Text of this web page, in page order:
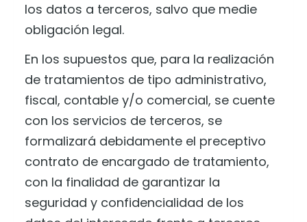
los datos a terceros, salvo que medie
obligación legal.
En los supuestos que, para la realización
de tratamientos de tipo administrativo,
fiscal, contable y/o comercial, se cuente
con los servicios de terceros, se
formalizará debidamente el preceptivo
contrato de encargado de tratamiento,
con la finalidad de garantizar la
seguridad y confidencialidad de los